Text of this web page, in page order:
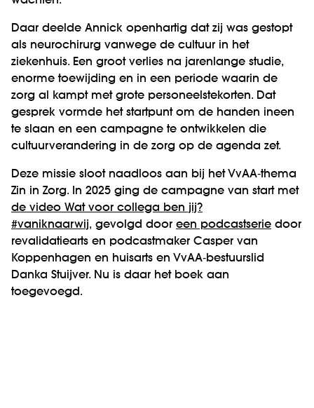
Daar deelde Annick openhartig dat zij was gestopt
als neurochirurg vanwege de cultuur in het
ziekenhuis. Een groot verlies na jarenlange studie,
enorme toewijding en in een periode waarin de
zorg al kampt met grote personeelstekorten. Dat
gesprek vormde het startpunt om de handen ineen
te slaan en een campagne te ontwikkelen die
cultuurverandering in de zorg op de agenda zet.
Deze missie sloot naadloos aan bij het VvAA‑thema
Zin in Zorg. In 2025 ging de campagne van start met
de video Wat voor collega ben jij?
#vaniknaarwij, gevolgd door een podcastserie door
revalidatiearts en podcastmaker Casper van
Koppenhagen en huisarts en VvAA‑bestuurslid
Danka Stuijver. Nu is daar het boek aan
toegevoegd.